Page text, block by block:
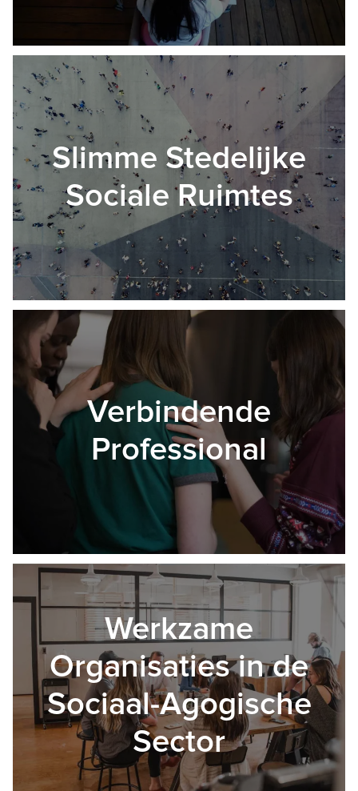
Slimme Stedelijke
Sociale Ruimtes
Verbindende
Professional
Werkzame
Organisaties in de
Sociaal-Agogische
Sector